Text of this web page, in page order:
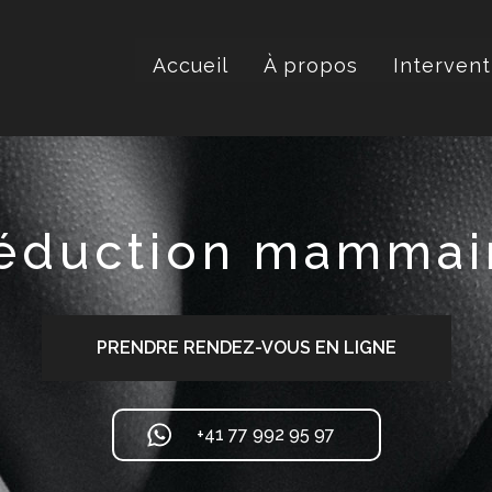
Accueil À propos
PRENDRE RENDEZ-VOUS EN LIGNE
+41 77 992 95 97